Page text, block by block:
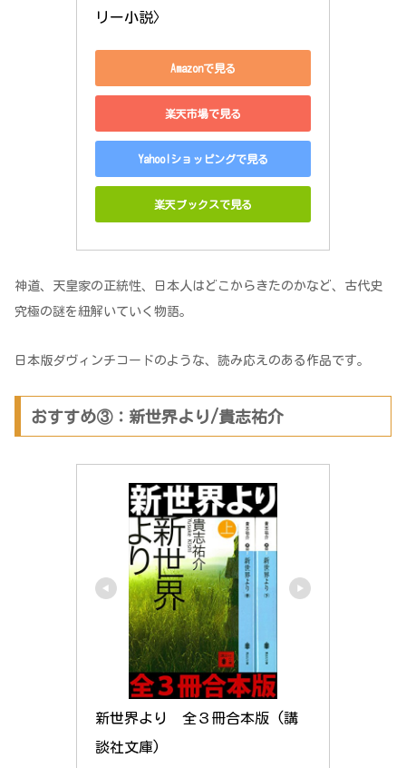
リー小説〉
Amazonで見る
楽天市場で見る
Yahoo!ショッピングで見る
楽天ブックスで見る
神道、天皇家の正統性、日本人はどこからきたのかなど、古代史
究極の謎を紐解いていく物語。
日本版ダヴィンチコードのような、読み応えのある作品です。
おすすめ③：新世界より/貴志祐介
新世界より　全３冊合本版 (講
談社文庫)